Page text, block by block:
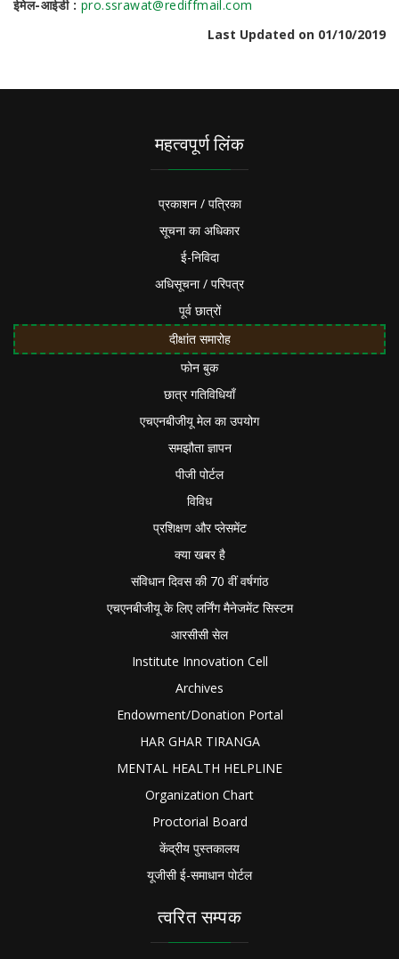
ईमेल-आईडी : pro.ssrawat@rediffmail.com
Last Updated on 01/10/2019
महत्वपूर्ण लिंक
प्रकाशन / पत्रिका
सूचना का अधिकार
ई-निविदा
अधिसूचना / परिपत्र
पूर्व छात्रों
दीक्षांत समारोह
फोन बुक
छात्र गतिविधियाँ
एचएनबीजीयू मेल का उपयोग
समझौता ज्ञापन
पीजी पोर्टल
विविध
प्रशिक्षण और प्लेसमेंट
क्या खबर है
संविधान दिवस की 70 वीं वर्षगांठ
एचएनबीजीयू के लिए लर्निंग मैनेजमेंट सिस्टम
आरसीसी सेल
Institute Innovation Cell
Archives
Endowment/Donation Portal
HAR GHAR TIRANGA
MENTAL HEALTH HELPLINE
Organization Chart
Proctorial Board
केंद्रीय पुस्तकालय
यूजीसी ई-समाधान पोर्टल
त्वरित सम्पक